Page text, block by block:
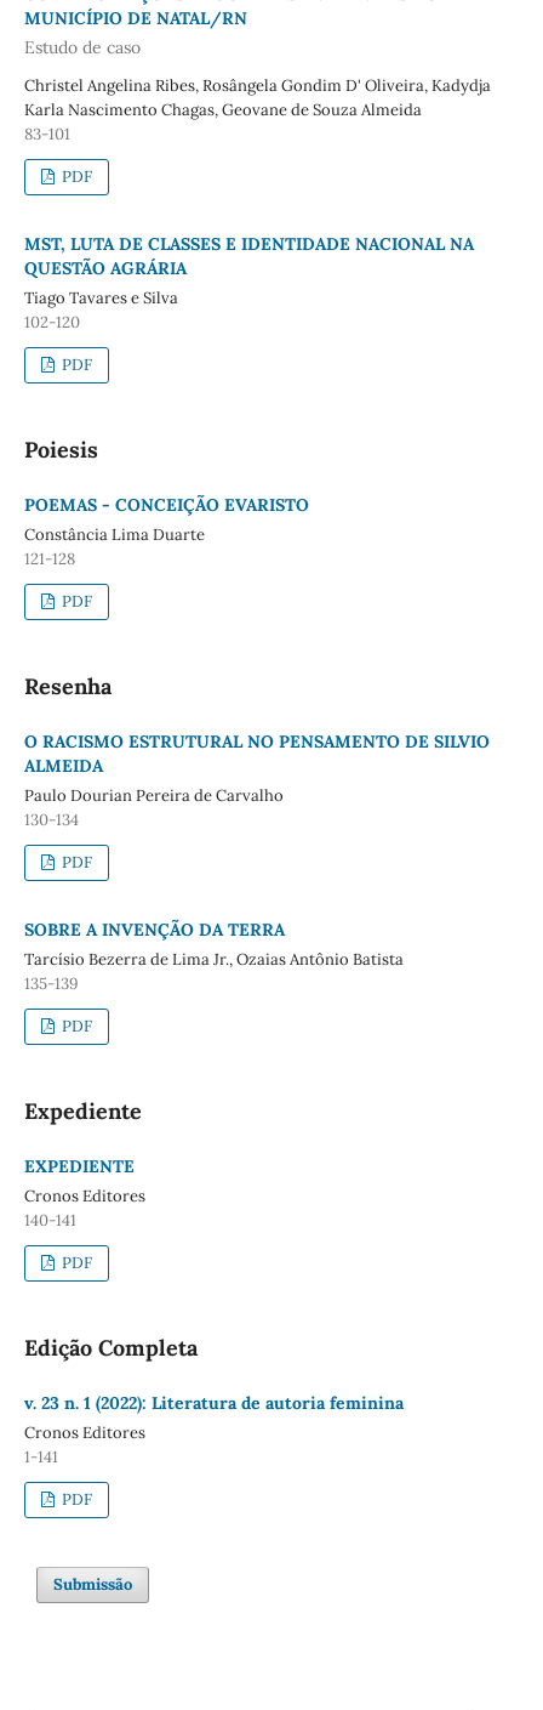
MUNICÍPIO DE NATAL/RN
Estudo de caso
Christel Angelina Ribes, Rosângela Gondim D' Oliveira, Kadydja
Karla Nascimento Chagas, Geovane de Souza Almeida
83-101
PDF
MST, LUTA DE CLASSES E IDENTIDADE NACIONAL NA
QUESTÃO AGRÁRIA
Tiago Tavares e Silva
102-120
PDF
Poiesis
POEMAS - CONCEIÇÃO EVARISTO
Constância Lima Duarte
121-128
PDF
Resenha
O RACISMO ESTRUTURAL NO PENSAMENTO DE SILVIO
ALMEIDA
Paulo Dourian Pereira de Carvalho
130-134
PDF
SOBRE A INVENÇÃO DA TERRA
Tarcísio Bezerra de Lima Jr., Ozaias Antônio Batista
135-139
PDF
Expediente
EXPEDIENTE
Cronos Editores
140-141
PDF
Edição Completa
v. 23 n. 1 (2022): Literatura de autoria feminina
Cronos Editores
1-141
PDF
Submissão